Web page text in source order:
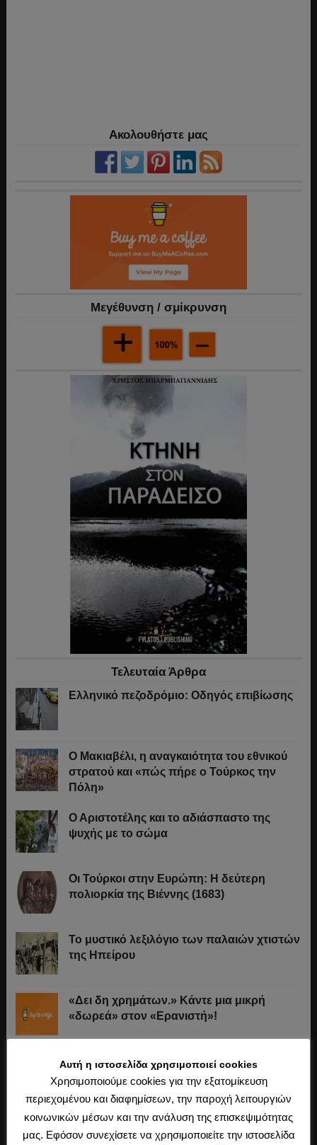
Ακολουθήστε μας
Mεγέθυνση / σμίκρυνση
Τελευταία Άρθρα
Ελληνικό πεζοδρόμιο: Οδηγός επιβίωσης
Ο Μακιαβέλι, η αναγκαιότητα του εθνικού
στρατού και «πώς πήρε ο Τούρκος την
Πόλη»
Ο Αριστοτέλης και το αδιάσπαστο της
ψυχής με το σώμα
Οι Τούρκοι στην Ευρώπη: Η δεύτερη
πολιορκία της Βιέννης (1683)
Το μυστικό λεξιλόγιο των παλαιών χτιστών
της Ηπείρου
«Δει δη χρημάτων.» Κάντε μια μικρή
«δωρεά» στον «Ερανιστή»!
Το παιδομάζωμα
O Μακιαβέλι για την «ουδετερότητα» στον
πόλεμο, τα εθνικά στρατεύματα και τις
Αυτή η ιστοσελίδα χρησιμοποιεί cookies
Χρησιμοποιούμε cookies για την εξατομίκευση
περιεχομένου και διαφημίσεων, την παροχή λειτουργιών
κοινωνικών μέσων και την ανάλυση της επισκεψιμότητας
μας. Εφόσον συνεχίσετε να χρησιμοποιείτε την ιστοσελίδα